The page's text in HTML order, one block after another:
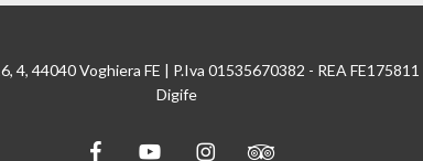
4, 44040 Voghiera FE | P.Iva 01535670382 - REA
Digife
facebookyoutube instagramtripadvisor